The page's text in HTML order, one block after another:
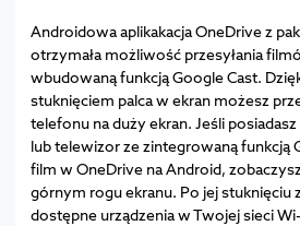
Androidowa aplikakacja OneDrive z
otrzymała możliwość przesyłania
wbudowaną funkcją Google Cast.
stuknięciem palca w ekran możesz
telefonu na duży ekran. Jeśli
lub telewizor ze zintegrowaną funkcją
film w OneDrive na Android,
górnym rogu ekranu. Po jej stuknięciu
dostępne urządzenia w Twojej sieci